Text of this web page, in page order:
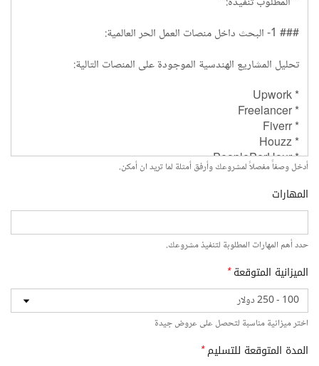
أدخل وصفاً مفصلاً لمشروعك وأرفق أمثلة لما تريد ان أمكن.
المهارات
حدد أهم المهارات المطلوبة لتنفيذ مشروعك.
الميزانية المتوقعة*
اختر ميزانية مناسبة لتحصل على عروض جيدة
المدة المتوقعة للتسليم*